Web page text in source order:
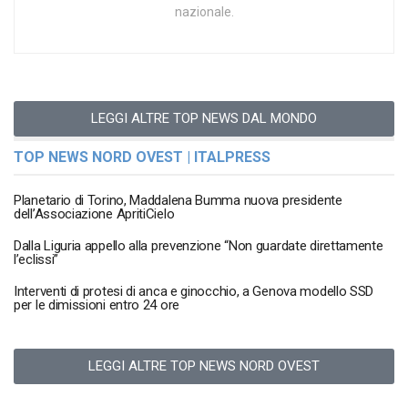
nazionale.
LEGGI ALTRE TOP NEWS DAL MONDO
TOP NEWS NORD OVEST | ITALPRESS
Planetario di Torino, Maddalena Bumma nuova presidente
dell’Associazione ApritiCielo
Dalla Liguria appello alla prevenzione “Non guardate direttamente
l’eclissi”
Interventi di protesi di anca e ginocchio, a Genova modello SSD
per le dimissioni entro 24 ore
LEGGI ALTRE TOP NEWS NORD OVEST